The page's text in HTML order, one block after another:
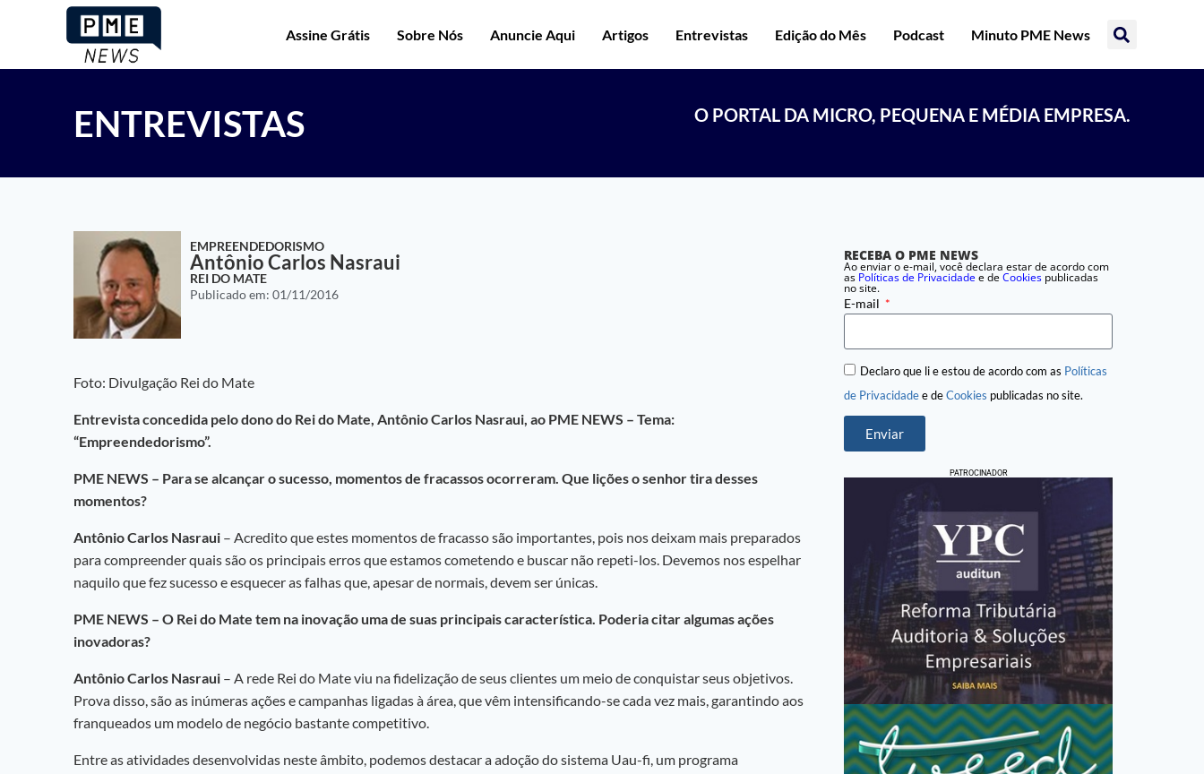
Assine Grátis Sobre Nós Anuncie Aqui Artigos Entrevistas Edição do Mês Podcast Minuto PME News
ENTREVISTAS O PORTAL DA MICRO, PEQUENA E MÉDIA EMPRESA.
EMPREENDEDORISMO
Antônio Carlos Nasraui
REI DO MATE
Publicado em: 01/11/2016
Foto: Divulgação Rei do Mate
Entrevista concedida pelo dono do Rei do Mate, Antônio Carlos Nasraui, ao PME NEWS – Tema:
“Empreendedorismo”.
PME NEWS – Para se alcançar o sucesso, momentos de fracassos ocorreram. Que lições o senhor tira desses
momentos?
Antônio Carlos Nasraui – Acredito que estes momentos de fracasso são importantes, pois nos deixam mais preparados
para compreender quais são os principais erros que estamos cometendo e buscar não repeti-los. Devemos nos espelhar
naquilo que fez sucesso e esquecer as falhas que, apesar de normais, devem ser únicas.
PME NEWS – O Rei do Mate tem na inovação uma de suas principais característica. Poderia citar algumas ações
inovadoras?
Antônio Carlos Nasraui – A rede Rei do Mate viu na fidelização de seus clientes um meio de conquistar seus objetivos.
Prova disso, são as inúmeras ações e campanhas ligadas à área, que vêm intensificando-se cada vez mais, garantindo aos
franqueados um modelo de negócio bastante competitivo.
Entre as atividades desenvolvidas neste âmbito, podemos destacar a adoção do sistema Uau-fi, um programa
RECEBA O PME NEWS
Ao enviar o e-mail, você declara estar de acordo com
as Políticas de Privacidadee deCookies publicadas
no site.
E-mail
Declaro que li e estou de acordo com as Políticas
de Privacidadee deCookies publicadas no site.
Enviar
PATROCINADOR